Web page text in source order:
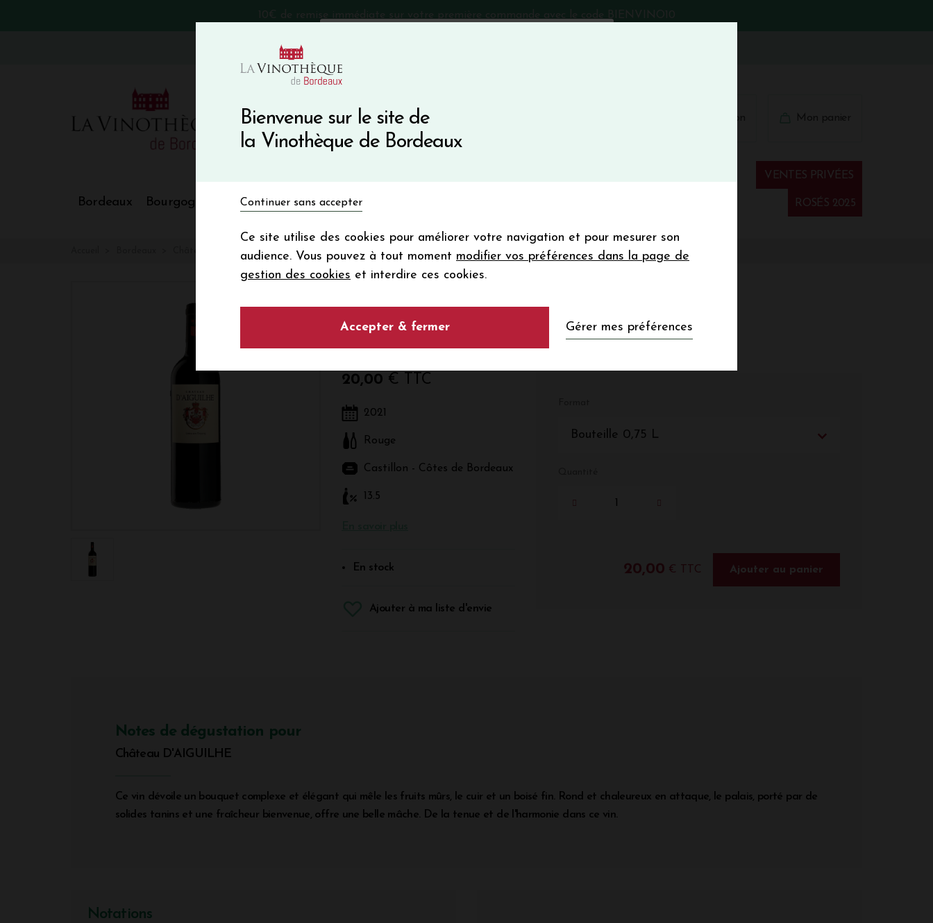
Bienvenue sur le site de
la Vinothèque de Bordeaux
Continuer sans accepter
Ce site utilise des cookies pour améliorer votre navigation et pour mesurer son
audience. Vous pouvez à tout moment modifier vos préférences dans la page de
gestion des cookies et interdire ces cookies.
Accepter & fermer Gérer mes préférences
VinoBlog
Bordeaux Bourgogne Nos Régions Vins du monde ROSÉS 2025
VENTES PRIVÉES
Château D'AIGUILHE
Château D'AIGUILHE 2021
Rouge - Bordeaux - Castillon - Côtes de Bordeaux
20,00 € TTC
2021
Rouge
Castillon - Côtes de Bordeaux
13.5
En stock
Ajouter à ma liste d'envie
Bouteille 0,75 L
20,00 € TTC Ajouter au panier
Notes de dégustation pour
Château D'AIGUILHE
Ce vin dévoile un bouquet complexe et élégant qui mêle les fruits mûrs, le cuir et un boisé fin. Rond et chaleureux en attaque, le palais, porté par de
solides tanins et une fraîcheur bienvenue, offre une belle mâche. De la tenue et de l'harmonie dans ce vin.
Notations
En m’abonnant, j’accepte de recevoir la newsletter de la
Vinothèque de Bordeaux.